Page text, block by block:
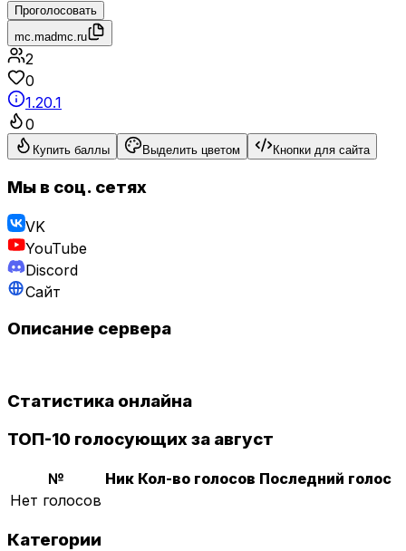
Проголосовать
mc.madmc.ru
2
0
1.20.1
0
Купить баллы Выделить цветом Кнопки для сайта
Мы в соц. сетях
VK
YouTube
Discord
Сайт
Описание сервера
Статистика онлайна
ТОП-10 голосующих за август
№ Ник Кол-во голосов Последний голос
Нет голосов
Категории